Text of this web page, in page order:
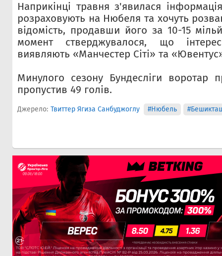
Наприкінці травня з'явилася
розраховують на Нюбеля та хочуть
відомість, продавши його за 10-15
момент стверджувалося, що
виявляють «Манчестер Сіті» та
Минулого сезону Бундесліги воротар
пропустив 49 голів.
Джерело: Твиттер Ягиза Санбуджоглу #Нюбель